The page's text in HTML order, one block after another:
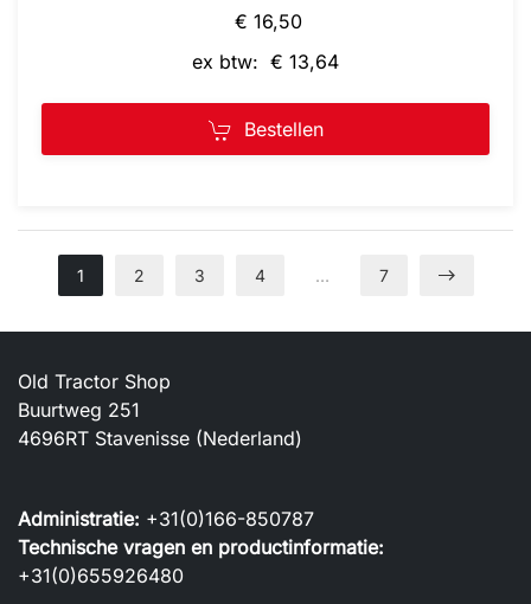
€ 16,50
ex btw: € 13,64
Bestellen
1 2 3 4 … 7
Old Tractor Shop
Buurtweg 251
4696RT Stavenisse (Nederland)
Administratie: +31(0)166-850787
Technische vragen en productinformatie:
+31(0)655926480